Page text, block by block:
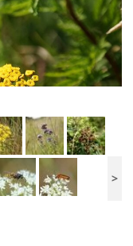
>